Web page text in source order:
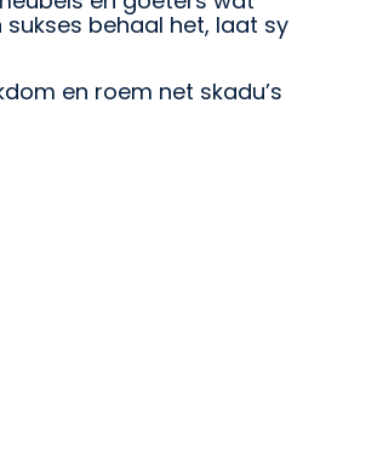
sukses behaal het, laat sy
en roem net skadu’s